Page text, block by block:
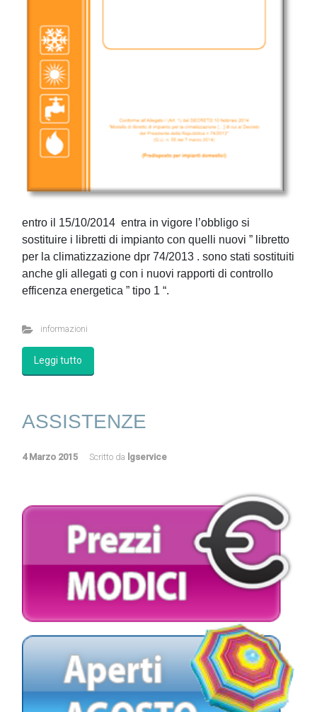
entro il 15/10/2014 entra in vigore l’obbligo si
sostituire i libretti di impianto con quelli nuovi ” libretto
per la climatizzazione dpr 74/2013 . sono stati sostituiti
anche gli allegati g con i nuovi rapporti di controllo
efficenza energetica ” tipo 1 “.
informazioni
Leggi tutto
ASSISTENZE
4 Marzo 2015 Scritto da lgservice